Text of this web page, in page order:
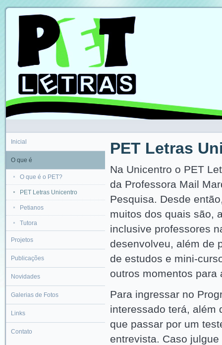
Inicial
O que é
O que é o PET?
PET Letras Unicentro
Petianos
Tutora
Projetos
Publicações
Novidades
Galerias de Fotos
Links
Contato
PET Letras
Na Unicentro o PET
da Professora Mail
Pesquisa. Desde
muitos dos quais são,
inclusive professores
desenvolveu, além de
de estudos e mini-
outros momentos para
Para ingressar no
interessado terá, além
que passar por um
entrevista. Caso